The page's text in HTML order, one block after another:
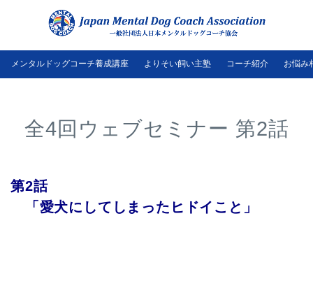
メンタルドッグコーチ養成講座 よりそい飼い主塾 コーチ紹介 お悩み
全4回ウェブセミナー 第2話
第2話
「愛犬にしてしまったヒドイこと」